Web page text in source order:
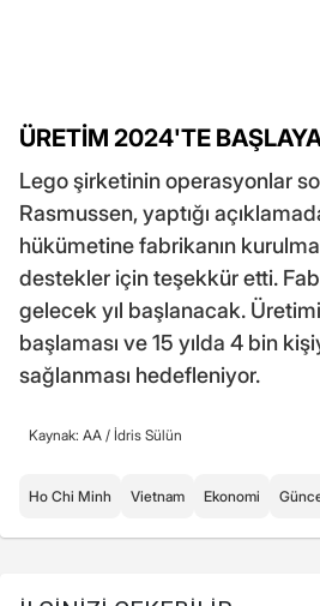
ÜRETİM 2024'TE
Lego şirketinin operasyonlar
Rasmussen, yaptığı
hükümetine fabrikanın
destekler için teşekkür etti.
gelecek yıl başlanacak.
başlaması ve 15 yılda 4 bin
sağlanması hedefleniyor.
Kaynak: AA / İdris Sülün
Ho Chi Minh Vietnam Ekonomi